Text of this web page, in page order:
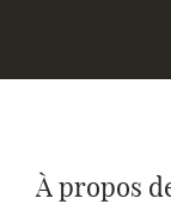
À propos